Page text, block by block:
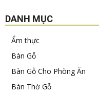
DANH MỤC
Ẩm thực
Bàn Gỗ
Bàn Gỗ Cho Phòng Ăn
Bàn Thờ Gỗ